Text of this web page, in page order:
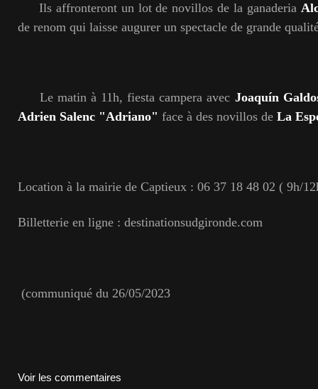
Ils affronteront un lot de novillos de la ganaderia
de renom qui laisse augurer un spectacle de grande
Le matin à 11h, fiesta campera avec Joaquín
Adrien Salenc "Adriano" face à des novillos de La
Location à la mairie de Captieux : 06 37 18 48 02 ( 9h/
Billetterie en ligne : destinationsudgironde.com
(communiqué du 26/05/2023
Voir les commentaires